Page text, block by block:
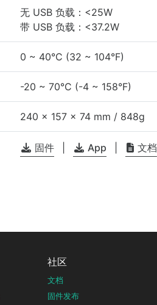
无 USB 负载：<25W
带 USB 负载：<37.2W
0 ~ 40°C (32 ~ 104°F)
-20 ~ 70°C (-4 ~ 158°F)
240 x 157 x 74 mm / 848g
固件 App 文档
社区
文档
固件发布